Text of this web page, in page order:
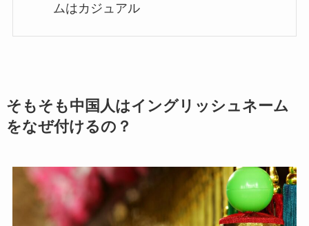
ムはカジュアル
そもそも中国人はイングリッシュネーム
をなぜ付けるの？